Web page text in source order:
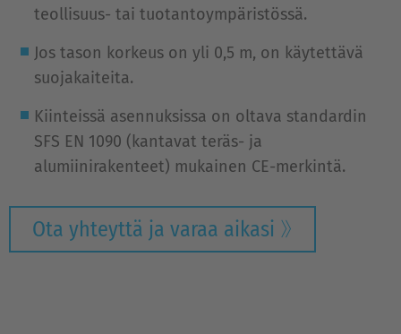
teollisuus- tai tuotantoympäristössä.
Jos tason korkeus on yli 0,5 m, on käytettävä
suojakaiteita.
Kiinteissä asennuksissa on oltava standardin
SFS EN 1090 (kantavat teräs- ja
alumiinirakenteet) mukainen CE-merkintä.
Ota yhteyttä ja varaa aikasi